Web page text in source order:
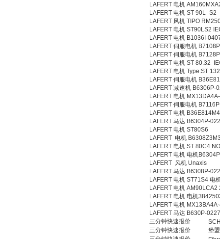
LAFERT 电机
LAFERT 电机 ST 90L-
LAFERT 风机 TIPO
LAFERT 电机 ST90LS2
LAFERT 电机 B1036I-
LAFERT 伺服电机
LAFERT 伺服电机
LAFERT 电机 ST 80.32
LAFERT 电机 Type:ST
LAFERT 伺服电机
LAFERT 减速机 B6306P-
LAFERT 电机
LAFERT 伺服电机
LAFERT 电机
LAFERT 马达 B6304P-
LAFERT 电机 ST80S6
LAFERT 电机
LAFERT 电机 ST 80C4
LAFERT 电机 电机
LAFERT 风机 Unaxis
LAFERT 马达 B6308P-
LAFERT 电机 ST71S4 电
LAFERT 电机
LAFERT 电机 电机
LAFERT 电机
LAFERT 马达 B630P-
三分钟快速报价
三分钟快速报价
堡盟